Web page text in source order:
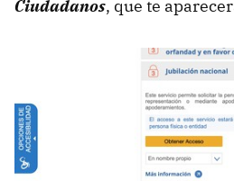
Ciudadanos, que te